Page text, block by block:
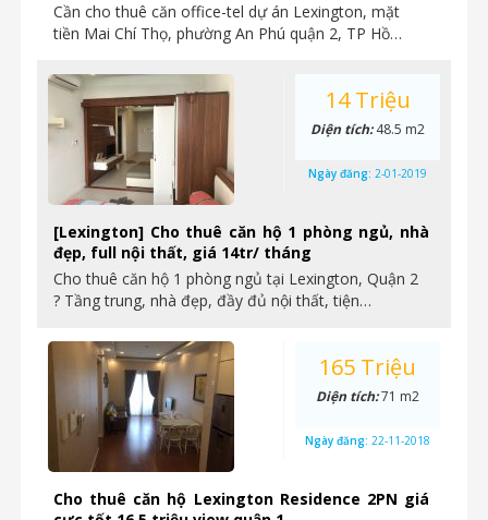
Cần cho thuê căn office-tel dự án Lexington, mặt
tiền Mai Chí Thọ, phường An Phú quận 2, TP Hồ…
[Lexington] Cho thuê căn hộ 1 phòng ngủ, nhà
đẹp, full nội thất, giá 14tr/ tháng
Cho thuê căn hộ 1 phòng ngủ tại Lexington, Quận 2
? Tầng trung, nhà đẹp, đầy đủ nội thất, tiện…
14 Triệu
Diện tích:48.5 m2
Ngày đăng: 2-01-2019
Cho thuê căn hộ Lexington Residence 2PN giá
165 Triệu
Diện tích:71 m2
Ngày đăng: 22-11-2018